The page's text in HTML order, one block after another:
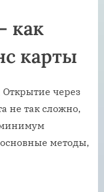
как
карты
Открытие через
не так сложно,
минимум
методы,